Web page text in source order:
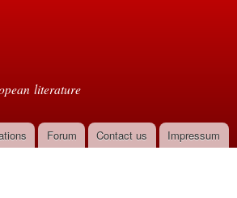
literature
Forum Contact us Impressum